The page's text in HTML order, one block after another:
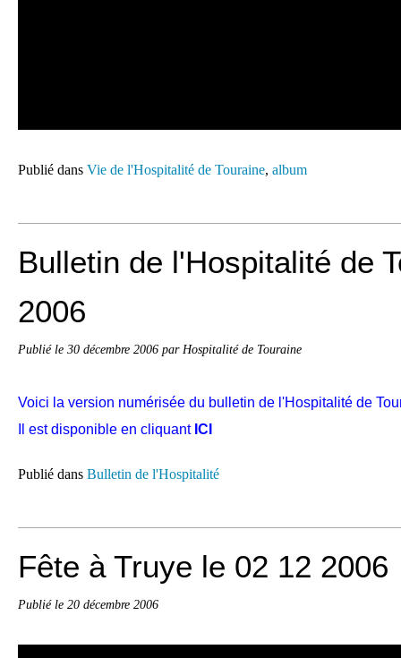
Publié dans Vie de l'Hospitalité de Touraine, album
Bulletin de l'Hospitalité de
2006
Publié le 30 décembre 2006 par Hospitalité de Touraine
Voici la version numérisée du bulletin de l'Hospitalité de
Il est disponible en cliquant ICI
Publié dans Bulletin de l'Hospitalité
Fête à Truye le 02 12 2006
Publié le 20 décembre 2006